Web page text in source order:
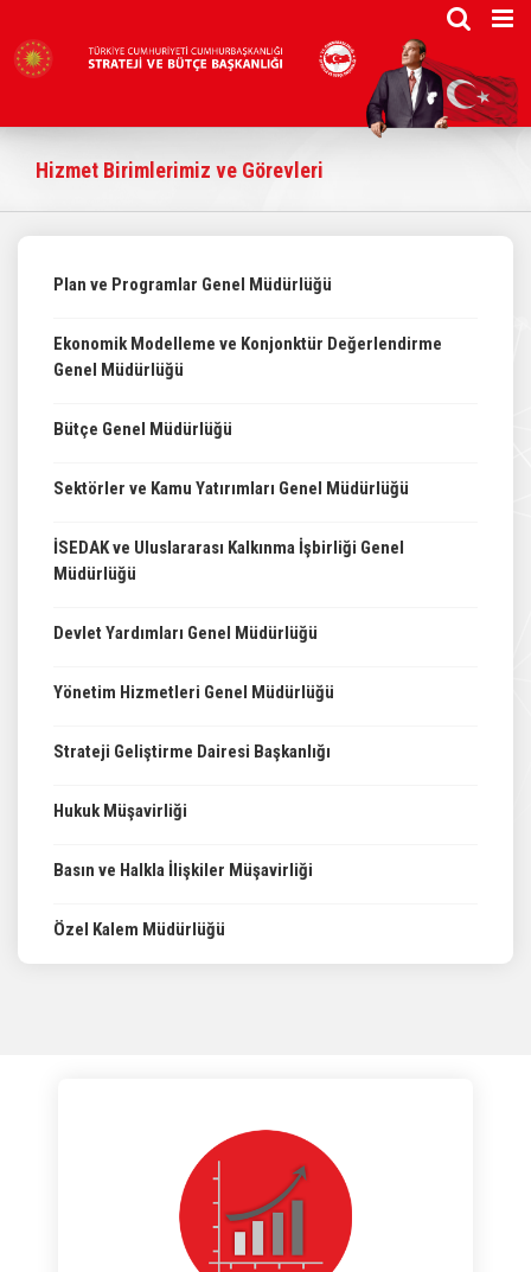
content
Hizmet Birimlerimiz ve Görevleri​
Plan ve Programlar Genel Müdürlüğü​​
Ekonomik Modelleme ve Konjonktür Değerlendirme
Genel Müdürlüğü​​​
Bütçe Genel Müdürlüğü​​​​​​
Sektörler ve Kamu Yatırımları Genel Müdürlüğü​​​​​​
İSEDAK ve Uluslararası Kalkınma İşbirliği Genel
Müdürlüğü​​​​​​
Devlet Yardımları Genel Müdürlüğü​​​​​​
Yönetim Hizmetleri Genel Müdürlüğü​​​​​​
Strateji Geliştirme Dairesi Başkanlığı​​​​​​
Hukuk Müşavirliği​​​​​​
Basın ve Halkla İlişkiler Müşavirliği​​​​​​​​​​​​​​​​​​​​​​​​​
​​Özel Kalem Müdürlüğü​​​​​​